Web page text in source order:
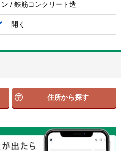
/ 鉄筋コンクリート造
開く
住所から探す